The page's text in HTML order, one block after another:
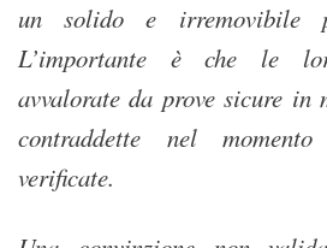
un solido e irremovibile
L’importante è che le
avvalorate da prove sicure in
contraddette nel
verificate.